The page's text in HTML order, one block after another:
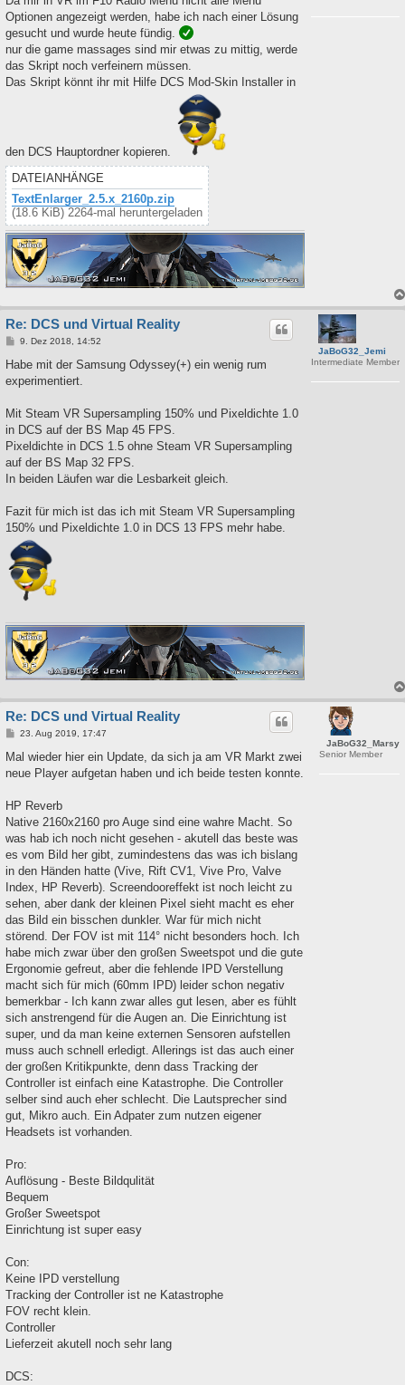
r
a
Optionen angezeigt werden, habe ich nach einer Lösung
gesucht und wurde heute fündig.
nur die game massages sind mir etwas zu mittig, werde
das Skript noch verfeinern müssen.
Das Skript könnt ihr mit Hilfe DCS Mod-Skin Installer in
den DCS Hauptordner kopieren.
DATEIANHÄNGE
TextEnlarger_2.5.x_2160p.zip
(18.6 KiB) 2264-mal heruntergeladen
JaBoG32_Jemi
Intermediate Member
Re: DCS und Virtual Reality
B
i
r
9. Dez 2018, 14:52
Habe mit der Samsung Odyssey(+) ein wenig rum
experimentiert.
Mit Steam VR Supersampling 150% und Pixeldichte 1.0
in DCS auf der BS Map 45 FPS.
Pixeldichte in DCS 1.5 ohne Steam VR Supersampling
auf der BS Map 32 FPS.
In beiden Läufen war die Lesbarkeit gleich.
Fazit für mich ist das ich mit Steam VR Supersampling
150% und Pixeldichte 1.0 in DCS 13 FPS mehr habe.
JaBoG32_Marsy
Senior Member
Re: DCS und Virtual Reality
B
i
r
23. Aug 2019, 17:47
Mal wieder hier ein Update, da sich ja am VR Markt zwei
neue Player aufgetan haben und ich beide testen konnte.
HP Reverb
Native 2160x2160 pro Auge sind eine wahre Macht. So
was hab ich noch nicht gesehen - akutell das beste was
es vom Bild her gibt, zumindestens das was ich bislang
in den Händen hatte (Vive, Rift CV1, Vive Pro, Valve
Index, HP Reverb). Screendooreffekt ist noch leicht zu
sehen, aber dank der kleinen Pixel sieht macht es eher
das Bild ein bisschen dunkler. War für mich nicht
störend. Der FOV ist mit 114° nicht besonders hoch. Ich
habe mich zwar über den großen Sweetspot und die gute
Ergonomie gefreut, aber die fehlende IPD Verstellung
macht sich für mich (60mm IPD) leider schon negativ
bemerkbar - Ich kann zwar alles gut lesen, aber es fühlt
sich anstrengend für die Augen an. Die Einrichtung ist
super, und da man keine externen Sensoren aufstellen
muss auch schnell erledigt. Allerings ist das auch einer
der großen Kritikpunkte, denn dass Tracking der
Controller ist einfach eine Katastrophe. Die Controller
selber sind auch eher schlecht. Die Lautsprecher sind
gut, Mikro auch. Ein Adpater zum nutzen eigener
Headsets ist vorhanden.
Pro:
Auflösung - Beste Bildqulität
Bequem
Großer Sweetspot
Einrichtung ist super easy
Con:
Keine IPD verstellung
Tracking der Controller ist ne Katastrophe
FOV recht klein.
Controller
Lieferzeit akutell noch sehr lang
DCS: